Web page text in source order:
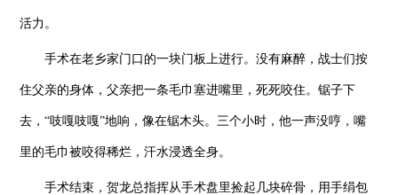
活力。
手术在老乡家门口的一块门板上进行。没有麻醉，战士们按
住父亲的身体，父亲把一条毛巾塞进嘴里，死死咬住。锯子下
去，“吱嘎吱嘎”地响，像在锯木头。三个小时，他一声没哼，嘴
里的毛巾被咬得稀烂，汗水浸透全身。
手术结束，贺龙总指挥从手术盘里捡起几块碎骨，用手绢包